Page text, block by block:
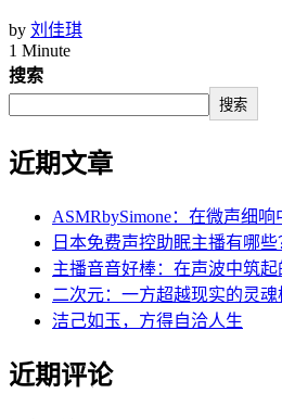
by 刘佳琪
1 Minute
搜索
搜索
近期文章
ASMRbySimone：在微声细
日本免费声控助眠主播有哪些
主播音音好棒：在声波中筑起
二次元：一方超越现实的灵魂
洁己如玉，方得自洽人生
近期评论